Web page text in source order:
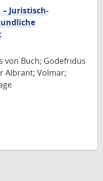
– Juristisch-
von Buch; Godefridus
Albrant; Volmar;